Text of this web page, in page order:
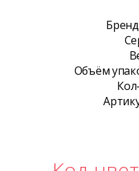
Объём